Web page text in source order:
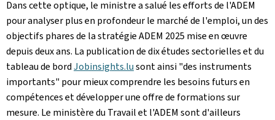
Dans cette optique, le ministre a salué les efforts de l'ADEM
pour analyser plus en profondeur le marché de l'emploi, un des
objectifs phares de la stratégie ADEM 2025 mise en œuvre
depuis deux ans. La publication de dix études sectorielles et du
tableau de bordJobinsights.lusont ainsi "des instruments
importants" pour mieux comprendre les besoins futurs en
compétences et développer une offre de formations sur
mesure. Le ministère du Travail et l'ADEM sont d'ailleurs